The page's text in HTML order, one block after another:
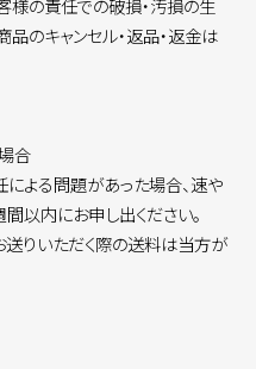
様の責任での破損・汚損の生
のキャンセル・返品・返金は
合
よる問題があった場合、速や
以内にお申し出ください。
りいただく際の送料は当方が